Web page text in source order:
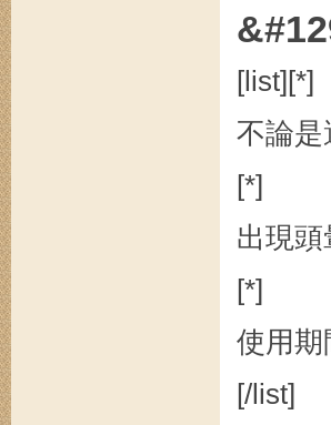
[list][*]
不論是
[*]
出現
[*]
使用期
[/list]